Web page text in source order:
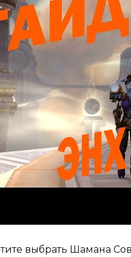
выбрать Шамана